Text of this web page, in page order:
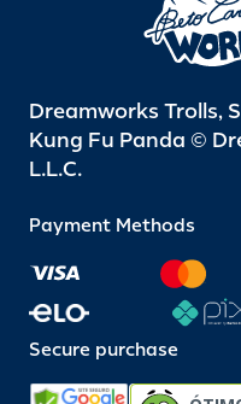
Dreamworks Trolls,
Kung Fu Panda ©
L.L.C.
Payment Methods
Secure purchase